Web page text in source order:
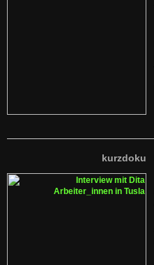
kurzdoku